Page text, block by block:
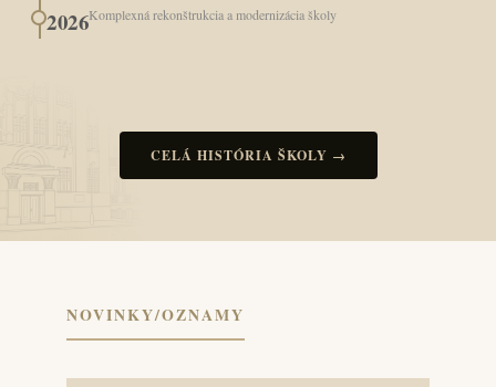
2026Komplexná rekonštrukcia a modernizácia školy
CELÁ HISTÓRIA ŠKOLY →
NOVINKY/OZNAMY